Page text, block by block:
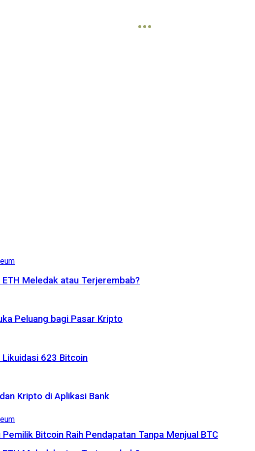
Meledak atau Terjerembab?
Peluang bagi Pasar Kripto
Likuidasi 623 Bitcoin
Kripto di Aplikasi Bank
Bitcoin Raih Pendapatan Tanpa Menjual BTC